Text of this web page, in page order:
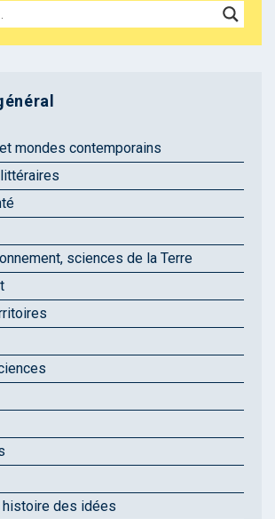
mondes contemporains
sciences de la Terre
des idées